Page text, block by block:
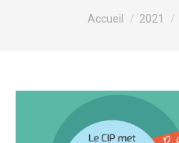
Vous êtes ici :
Accueil 2021